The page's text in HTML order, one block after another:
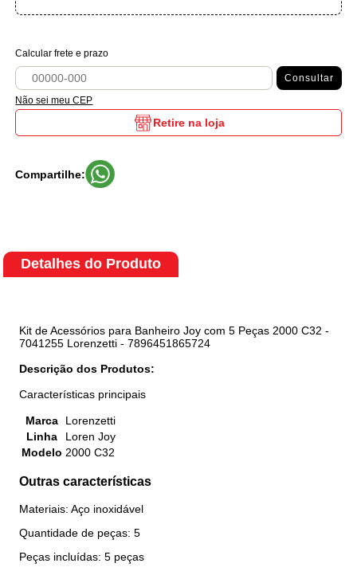
Calcular frete e prazo
Consultar
Não sei meu CEP
Retire na loja
Compartilhe:
Detalhes do Produto
Kit de Acessórios para Banheiro Joy com 5 Peças 2000 C32 -
7041255 Lorenzetti - 7896451865724
Descrição dos Produtos:
Características principais
Marca
Lorenzetti
Linha
Loren Joy
Modelo 2000 C32
Outras características
Materiais: Aço inoxidável
Quantidade de peças: 5
Peças incluídas: 5 peças